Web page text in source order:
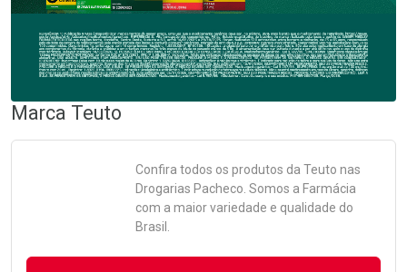
Marca Teuto
Confira todos os produtos da Teuto nas
Drogarias Pacheco. Somos a Farmácia
com a maior variedade e qualidade do
Brasil.